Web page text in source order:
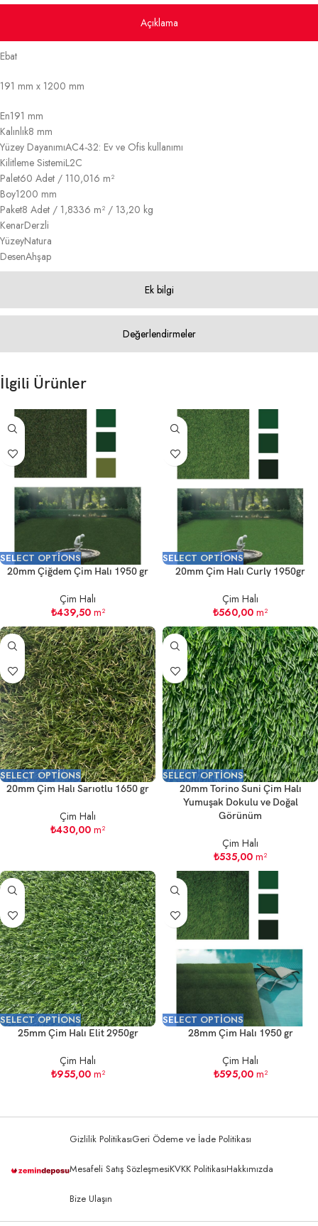
Açıklama
Ek bilgi
Değerlendirmeler
Ebat
191 mm x 1200 mm
En191 mm
Kalınlık8 mm
Yüzey DayanımıAC4-32: Ev ve Ofis kullanımı
Kilitleme SistemiL2C
Palet60 Adet / 110,016 m²
Boy1200 mm
Paket8 Adet / 1,8336 m² / 13,20 kg
KenarDerzli
YüzeyNatura
DesenAhşap
İlgili Ürünler
SELECT OPTIONS
20mm Çiğdem Çim Halı 1950 gr
Çim Halı
₺439,50m²
SELECT OPTIONS
20mm Çim Halı Curly 1950gr
Çim Halı
₺560,00 m²
SELECT OPTIONS
20mm Çim Halı Sarıotlu 1650 gr
Çim Halı
₺430,00 m²
SELECT OPTIONS
20mm Torino Suni Çim Halı
Yumuşak Dokulu ve Doğal
Görünüm
Çim Halı
₺535,00 m²
SELECT OPTIONS
25mm Çim Halı Elit 2950gr
Çim Halı
₺955,00m²
SELECT OPTIONS
28mm Çim Halı 1950 gr
Çim Halı
₺595,00m²
Gizlilik PolitikasıGeri Ödeme ve İade Politikası
Mesafeli Satış SözleşmesiKVKK PolitikasıHakkımızda
Bize Ulaşın